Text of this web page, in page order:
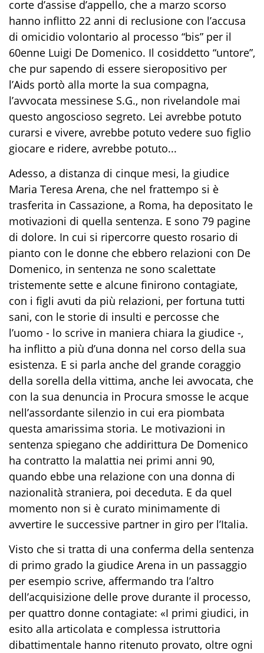
corte d’assise d’appello, che a marzo scorso
hanno inflitto 22 anni di reclusione con l’accusa
di omicidio volontario al processo “bis” per il
60enne Luigi De Domenico. Il cosiddetto “untore”,
che pur sapendo di essere sieropositivo per
l’Aids portò alla morte la sua compagna,
l’avvocata messinese S.G., non rivelandole mai
questo angoscioso segreto. Lei avrebbe potuto
curarsi e vivere, avrebbe potuto vedere suo figlio
giocare e ridere, avrebbe potuto...
Adesso, a distanza di cinque mesi, la giudice
Maria Teresa Arena, che nel frattempo si è
trasferita in Cassazione, a Roma, ha depositato le
motivazioni di quella sentenza. E sono 79 pagine
di dolore. In cui si ripercorre questo rosario di
pianto con le donne che ebbero relazioni con De
Domenico, in sentenza ne sono scalettate
tristemente sette e alcune finirono contagiate,
con i figli avuti da più relazioni, per fortuna tutti
sani, con le storie di insulti e percosse che
l’uomo - lo scrive in maniera chiara la giudice -,
ha inflitto a più d’una donna nel corso della sua
esistenza. E si parla anche del grande coraggio
della sorella della vittima, anche lei avvocata, che
con la sua denuncia in Procura smosse le acque
nell’assordante silenzio in cui era piombata
questa amarissima storia. Le motivazioni in
sentenza spiegano che addirittura De Domenico
ha contratto la malattia nei primi anni 90,
quando ebbe una relazione con una donna di
nazionalità straniera, poi deceduta. E da quel
momento non si è curato minimamente di
avvertire le successive partner in giro per l’Italia.
Visto che si tratta di una conferma della sentenza
di primo grado la giudice Arena in un passaggio
per esempio scrive, affermando tra l’altro
dell’acquisizione delle prove durante il processo,
per quattro donne contagiate: «I primi giudici, in
esito alla articolata e complessa istruttoria
dibattimentale hanno ritenuto provato, oltre ogni